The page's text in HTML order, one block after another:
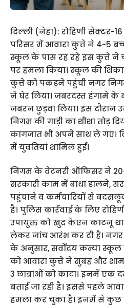
दिल्ली (नेहा): रोहिणी सेक्टर-
परिसर में आवारा कुत्ते ने 4-5
स्कूल के पास रह रहे इस कुत्ते ने
पर हमला किया। स्कूल की
कुत्ते को पकड़ने पहुंची नगर निगम
ने घेर लिया। जबरदस्त हंगामे के
जबरन छुड़वा लिया। इस दौरान
निगम की गाड़ी का शीशा तोड़
कागजात भी अपने साथ ले गए।
में युवतियां शामिल हुईं।
निगम के वेटनरी ऑफिसर ने
सरकारी काम में बाधा डालने,
पहुंचाने व कर्मचारियों से
है। पुलिस कार्रवाई के लिए
उपायुक्त को खुद केएन काटजू
लेकर जांच आरंभ कर दी है। नगर
के अनुसार, सर्वोदय कन्या स्कूल
को आवारा कुत्ते ने सुबह और
3 छात्राओं को काटा। इनमें एक
बताई जा रही है। इससे पहले
हमला कर चुका है। इनमें से कुछ